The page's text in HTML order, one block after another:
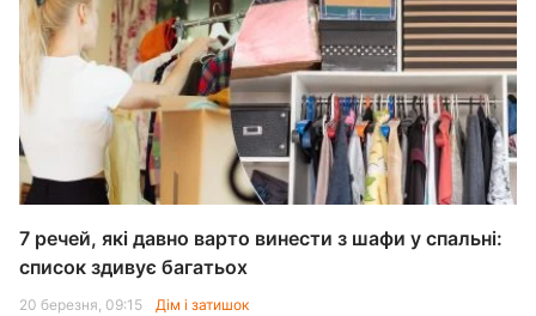
7 речей, які давно варто винести з шафи у спальні:
список здивує багатьох
20 березня, 09:15 Дім і затишок